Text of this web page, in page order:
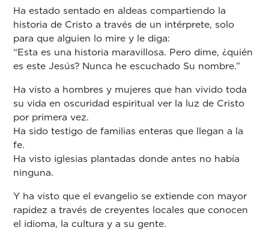
Ha estado sentado en aldeas compartiendo la
historia de Cristo a través de un intérprete, solo
para que alguien lo mire y le diga:
“Esta es una historia maravillosa. Pero dime, ¿quién
es este Jesús? Nunca he escuchado Su nombre.”
Ha visto a hombres y mujeres que han vivido toda
su vida en oscuridad espiritual ver la luz de Cristo
por primera vez.
Ha sido testigo de familias enteras que llegan a la
fe.
Ha visto iglesias plantadas donde antes no había
ninguna.
Y ha visto que el evangelio se extiende con mayor
rapidez a través de creyentes locales que conocen
el idioma, la cultura y a su gente.